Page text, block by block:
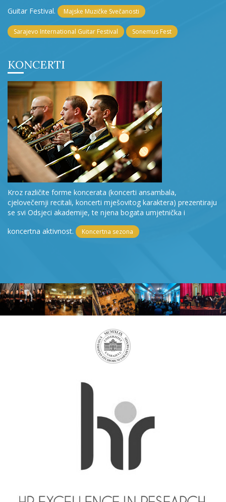
Guitar Festival. Majske Muzičke Svečanosti
Sarajevo International Guitar Festival Sonemus Fest
KONCERTI
Kroz različite forme koncerata (koncerti ansambala,
cjelovečernji recitali, koncerti mješovitog karaktera) prezentiraju
se svi Odsjeci akademije, te njena bogata umjetnička i
koncertna aktivnost.
Koncertna sezona